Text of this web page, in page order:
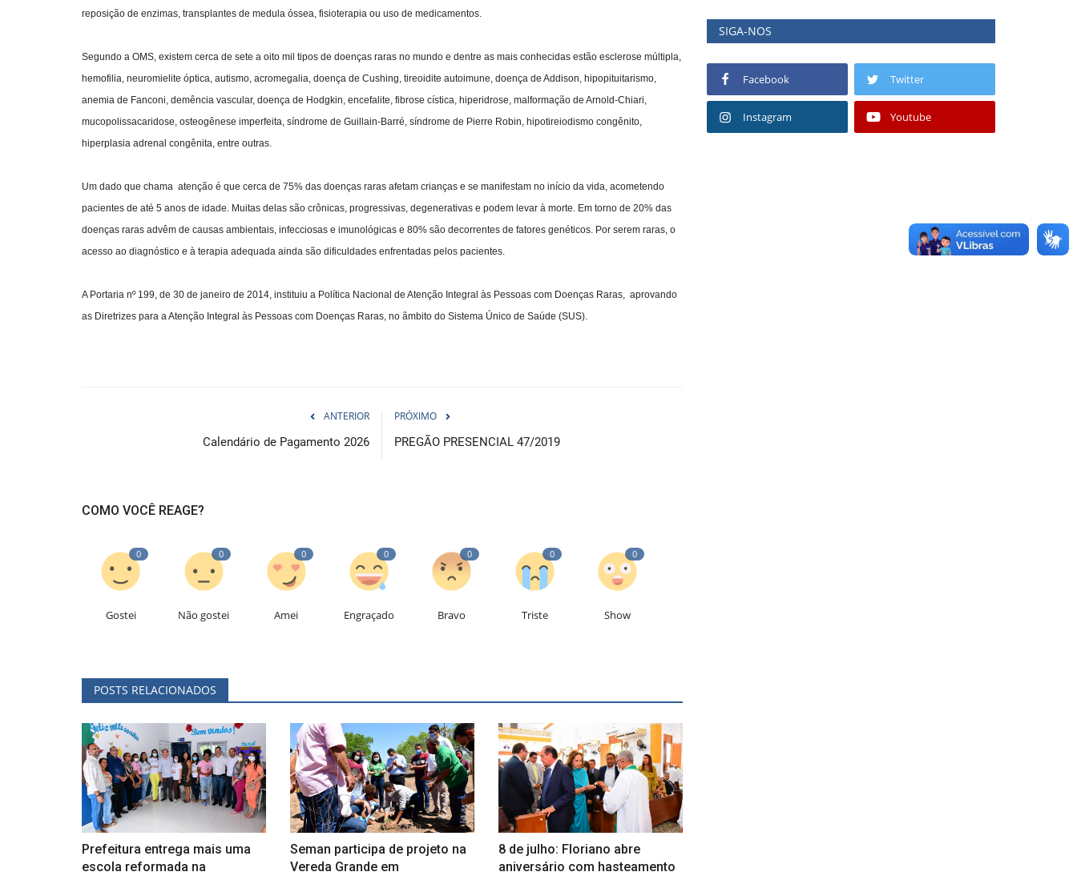
reposição de enzimas, transplantes de medula óssea, fisioterapia ou uso de medicamentos.
Segundo a OMS, existem cerca de sete a oito mil tipos de doenças raras no mundo e dentre as mais conhecidas estão esclerose múltipla,
hemofilia, neuromielite óptica, autismo, acromegalia, doença de Cushing, tireoidite autoimune, doença de Addison, hipopituitarismo,
anemia de Fanconi, demência vascular, doença de Hodgkin, encefalite, fibrose cística, hiperidrose, malformação de Arnold-Chiari,
mucopolissacaridose, osteogênese imperfeita, síndrome de Guillain-Barré, síndrome de Pierre Robin, hipotireiodismo congênito,
hiperplasia adrenal congênita, entre outras.
Um dado que chama atenção é que cerca de 75% das doenças raras afetam crianças e se manifestam no início da vida, acometendo
pacientes de até 5 anos de idade. Muitas delas são crônicas, progressivas, degenerativas e podem levar à morte. Em torno de 20% das
doenças raras advêm de causas ambientais, infecciosas e imunológicas e 80% são decorrentes de fatores genéticos. Por serem raras, o
acesso ao diagnóstico e à terapia adequada ainda são dificuldades enfrentadas pelos pacientes.
A Portaria nº 199, de 30 de janeiro de 2014, instituiu a Política Nacional de Atenção Integral às Pessoas com Doenças Raras, aprovando
as Diretrizes para a Atenção Integral às Pessoas com Doenças Raras, no âmbito do Sistema Único de Saúde (SUS).
ANTERIOR
Calendário de Pagamento 2026
PRÓXIMO
PREGÃO PRESENCIAL 47/2019
COMO VOCÊ REAGE?
0
Gostei
0
Não gostei
0
Amei
0
Engraçado
0
Bravo
0
Triste
0
Show
POSTS RELACIONADOS
Prefeitura entrega mais uma
escola reformada na
Seman participa de projeto na
Vereda Grande em
8 de julho: Floriano abre
aniversário com hasteamento
SIGA-NOS
Facebook Twitter
Instagram Youtube